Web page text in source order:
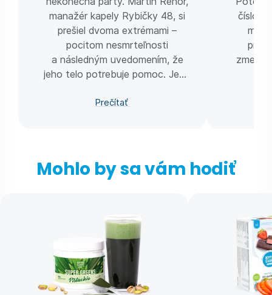
manažér kapely Rybičky 48, si
prešiel dvoma extrémami –
pocitom nesmrteľnosti
a následným uvedomením, že
jeho telo potrebuje pomoc. Jeho
vrátiť telu rovnováhu.
Prečítať
číslo.
zmeniť
Mohlo by sa vám hodiť